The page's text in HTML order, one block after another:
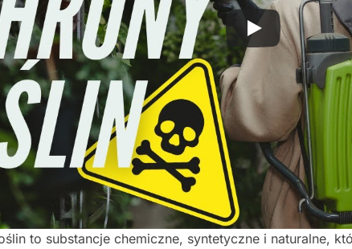
to substancje chemiczne, syntetyczne i naturalne,